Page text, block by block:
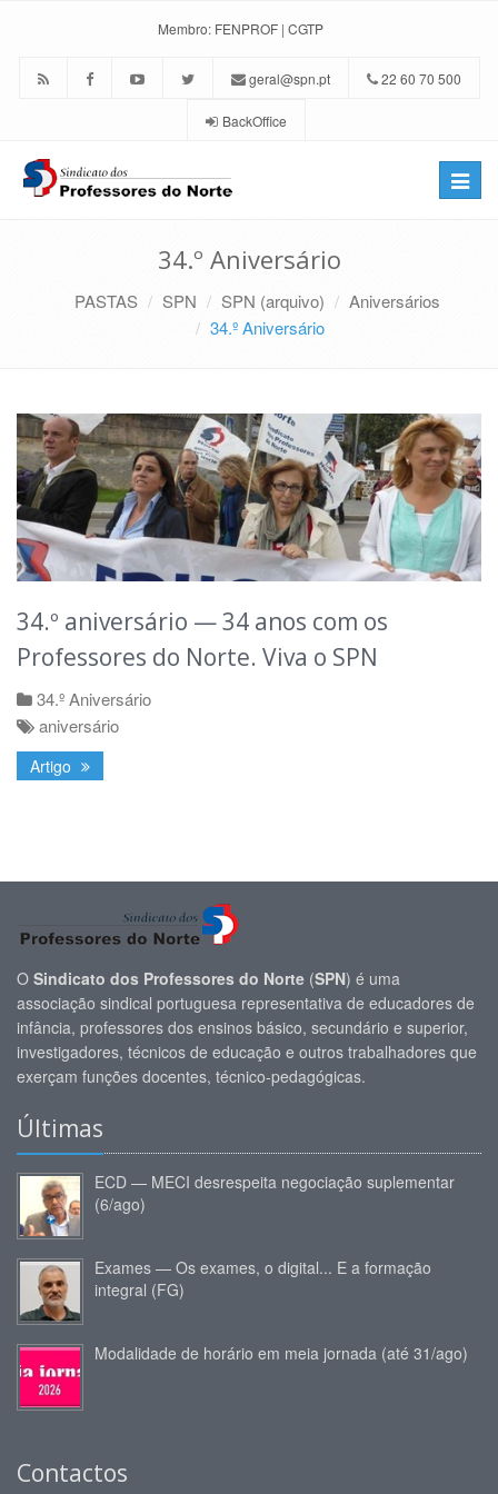
Membro: FENPROF | CGTP
geral@spn.pt 22 60 70 500
BackOffice
Toggle
34.º Aniversário
PASTAS SPN SPN (arquivo)
Aniversários
34.º Aniversário
34.º aniversário — 34 anos com os
Professores do Norte. Viva o SPN
34.º Aniversário
aniversário
Artigo
O Sindicato dos Professores do Norte (SPN) é uma
associação sindical portuguesa representativa de educadores de
infância, professores dos ensinos básico, secundário e superior,
investigadores, técnicos de educação e outros trabalhadores que
exerçam funções docentes, técnico-pedagógicas.
Últimas
ECD — MECI desrespeita negociação suplementar
(6/ago)
Exames — Os exames, o digital... E a formação
integral (FG)
Modalidade de horário em meia jornada (até 31/ago)
Contactos